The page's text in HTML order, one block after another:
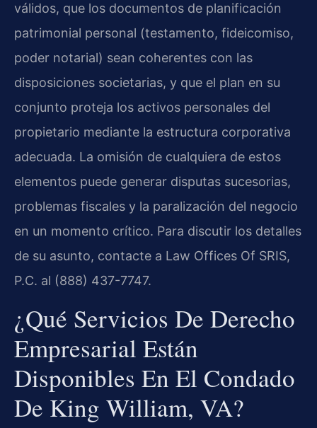
válidos, que los documentos de planificación
patrimonial personal (testamento, fideicomiso,
poder notarial) sean coherentes con las
disposiciones societarias, y que el plan en su
conjunto proteja los activos personales del
propietario mediante la estructura corporativa
adecuada. La omisión de cualquiera de estos
elementos puede generar disputas sucesorias,
problemas fiscales y la paralización del negocio
en un momento crítico. Para discutir los detalles
de su asunto, contacte a Law Offices Of SRIS,
P.C. al (888) 437-7747.
¿Qué Servicios De Derecho
Empresarial Están
Disponibles En El Condado
De King William, VA?